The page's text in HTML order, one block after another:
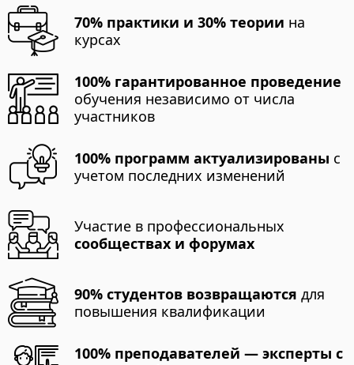
70% практики и 30% теории на
курсах
100% гарантированное проведение
обучения независимо от числа
участников
100% программ актуализированы с
учетом последних изменений
Участие в профессиональных
сообществах и форумах
90% студентов возвращаются для
повышения квалификации
100% преподавателей — эксперты с